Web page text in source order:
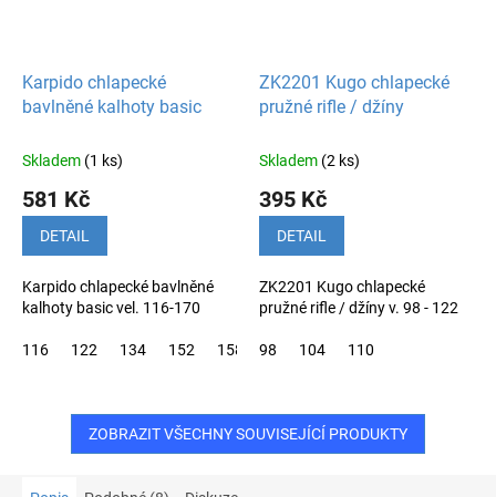
Karpido chlapecké
bavlněné kalhoty basic
Skladem (1 ks)
581 Kč
DETAIL
Karpido chlapecké bavlněné
kalhoty basic vel. 116-170
116 122 134 152 158 164 170
ZK2201 Kugo chlapecké
pružné rifle / džíny
Skladem (2 ks)
395 Kč
DETAIL
ZK2201 Kugo chlapecké
pružné rifle / džíny v. 98 - 122
98 104 110
ZOBRAZIT VŠECHNY SOUVISEJÍCÍ PRODUKTY